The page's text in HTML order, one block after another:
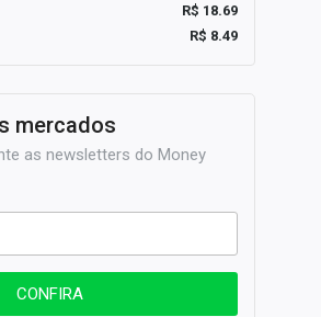
R$ 18.69
R$ 8.49
mercados
as newsletters do Money